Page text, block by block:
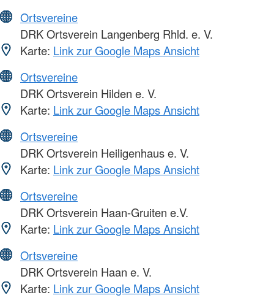
Ortsvereine
DRK Ortsverein Langenberg Rhld. e. V.
Karte: Link zur Google Maps Ansicht
Ortsvereine
DRK Ortsverein Hilden e. V.
Karte: Link zur Google Maps Ansicht
Ortsvereine
DRK Ortsverein Heiligenhaus e. V.
Karte: Link zur Google Maps Ansicht
Ortsvereine
DRK Ortsverein Haan-Gruiten e.V.
Karte: Link zur Google Maps Ansicht
Ortsvereine
DRK Ortsverein Haan e. V.
Karte: Link zur Google Maps Ansicht